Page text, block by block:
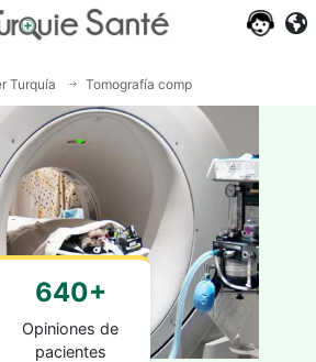
Turquía Tomografía computarizada (TC)
640+
Opiniones de
pacientes